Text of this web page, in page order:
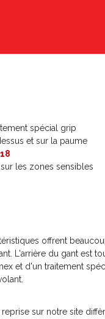
spécial grip
et sur la paume
les zones sensibles
offrent
L'arrière du gant est
et d'un traitement
sur notre site